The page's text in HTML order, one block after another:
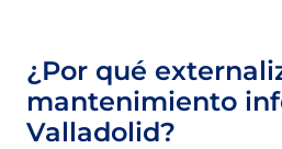
¿Por qué
mantenimiento
Valladolid?